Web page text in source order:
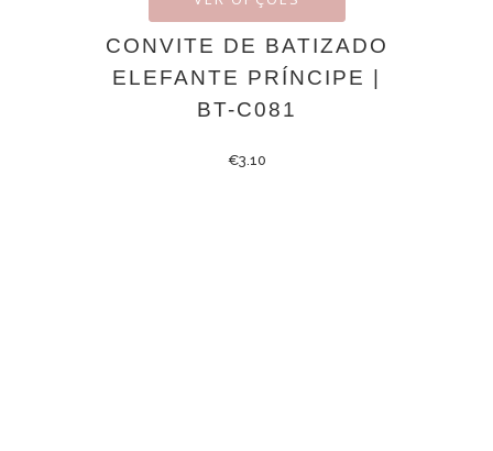
CONVITE DE BATIZADO
ELEFANTE PRÍNCIPE |
BT-C081
€3.10